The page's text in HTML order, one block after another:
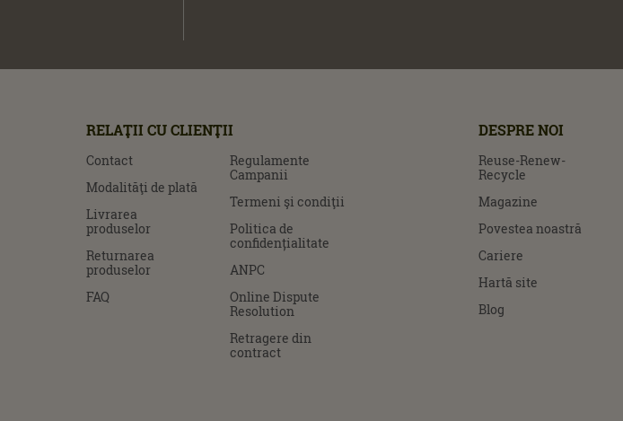
RELAŢII CU CLIENŢII
Contact
Modalităţi de plată
Livrarea
produselor
Returnarea
produselor
FAQ
Regulamente
Campanii
Termeni şi condiţii
Politica de
confidențialitate
ANPC
Online Dispute
Resolution
Retragere din
contract
DESPRE NOI
Reuse-Renew-
Recycle
Magazine
Povestea noastră
Cariere
Hartă site
Blog